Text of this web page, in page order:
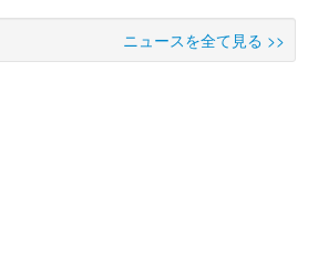
ニュースを全て見る >>